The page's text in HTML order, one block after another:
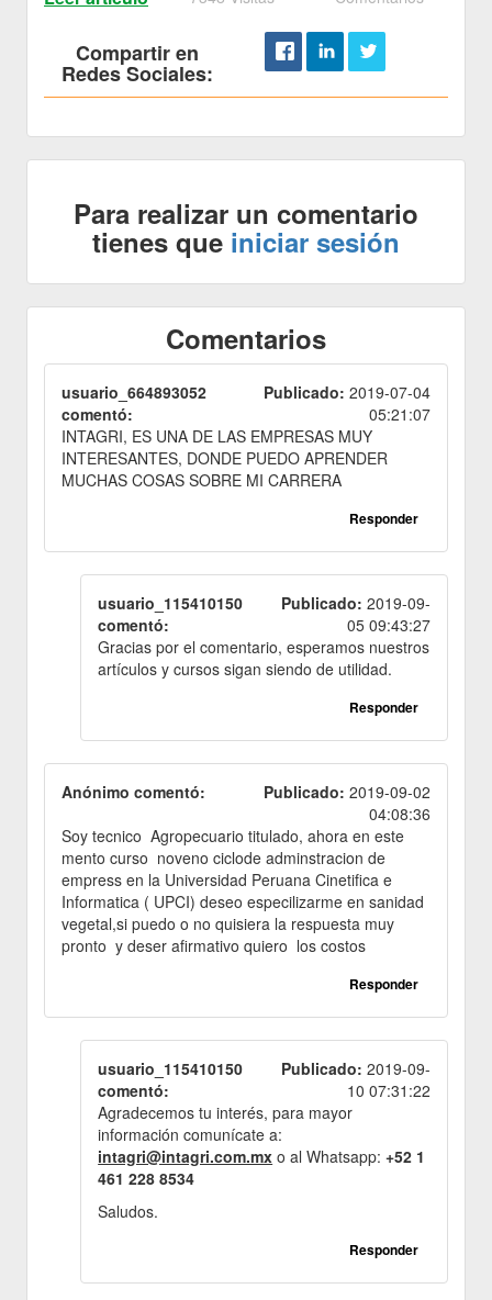
Compartir en
Redes Sociales:
Para realizar un comentario
tienes que iniciar sesión
Comentarios
usuario_664893052
comentó:
Publicado: 2019-07-04
05:21:07
INTAGRI, ES UNA DE LAS EMPRESAS MUY
INTERESANTES, DONDE PUEDO APRENDER
MUCHAS COSAS SOBRE MI CARRERA
Responder
usuario_115410150
comentó:
Publicado: 2019-09-
05 09:43:27
Gracias por el comentario, esperamos nuestros
artículos y cursos sigan siendo de utilidad.
Responder
Anónimo comentó: Publicado: 2019-09-02
04:08:36
Soy tecnico Agropecuario titulado, ahora en este
mento curso noveno ciclode adminstracion de
empress en la Universidad Peruana Cinetifica e
Informatica ( UPCI) deseo especilizarme en sanidad
vegetal,si puedo o no quisiera la respuesta muy
pronto y deser afirmativo quiero los costos
Responder
usuario_115410150
comentó:
Publicado: 2019-09-
10 07:31:22
Agradecemos tu interés, para mayor
información comunícate a:
intagri@intagri.com.mx o al Whatsapp: +52 1
461 228 8534
Saludos.
Responder